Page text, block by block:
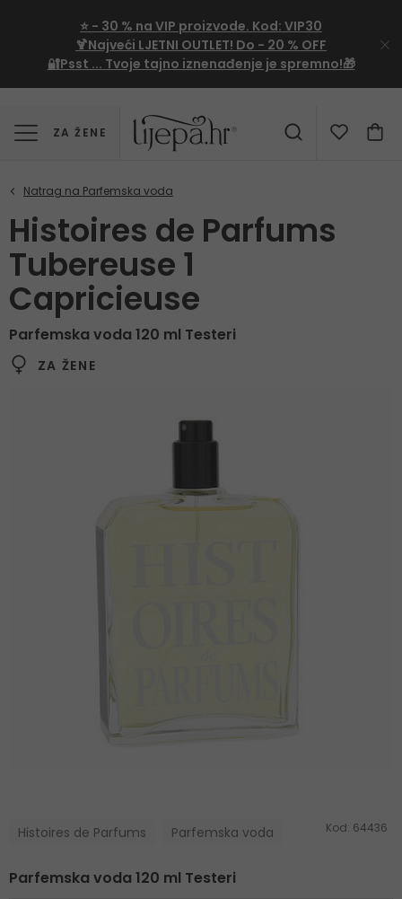
⭐ - 30 % na VIP proizvode. Kod: VIP30
🍹Najveći LJETNI OUTLET! Do - 20 % OFF
🔐Psst ... Tvoje tajno iznenađenje je spremno!🎁
ZA ŽENE
Histoires de Parfums
Tubereuse 1
Capricieuse
Parfemska voda 120 ml Testeri
ZA ŽENE
Histoires de Parfums Parfemska voda Kod: 64436
Parfemska voda 120 ml Testeri